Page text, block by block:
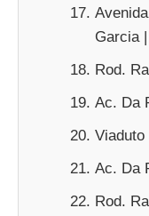
Garcia
Rod.
Ac. Da
Ac. Da
Rod.